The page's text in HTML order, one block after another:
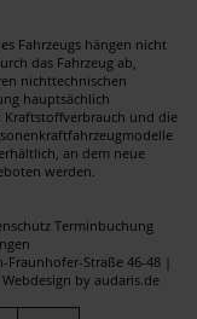
Fahrzeugs hängen nicht
das Fahrzeug ab,
nichttechnischen
hauptsächlich
Kraftstoffverbrauch und die
an dem neue
werden.
Terminbuchung
Fraunhofer-Straße 46-48 |
Webdesign by audaris.de